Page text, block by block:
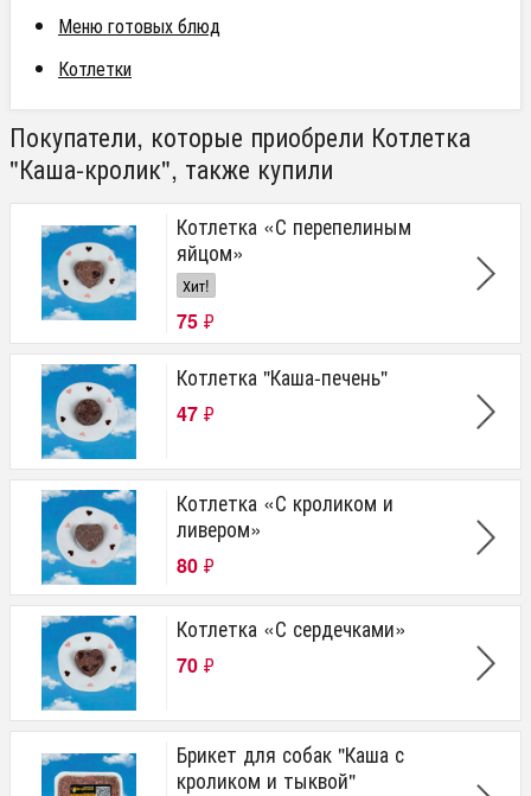
Меню готовых блюд
Котлетки
Покупатели, которые приобрели Котлетка
"Каша-кролик", также купили
Котлетка «С перепелиным
яйцом»
Хит!
75 ₽
Котлетка "Каша-печень"
47 ₽
Котлетка «С кроликом и
ливером»
80 ₽
Котлетка «С сердечками»
70 ₽
Брикет для собак "Каша с
кроликом и тыквой"